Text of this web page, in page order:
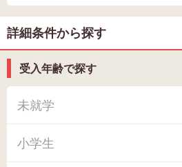
詳細条件から探す
受入年齢で探す
未就学
小学生